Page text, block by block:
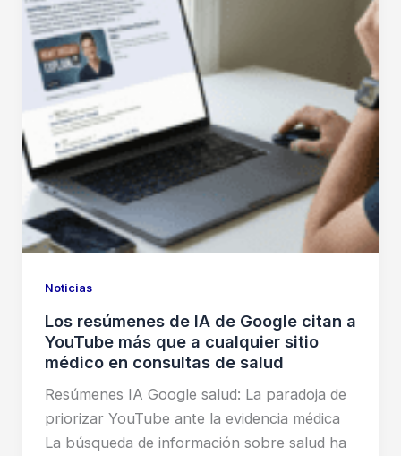
Noticias
Los resúmenes de IA de Google citan a
YouTube más que a cualquier sitio
médico en consultas de salud
Resúmenes IA Google salud: La paradoja de
priorizar YouTube ante la evidencia médica
La búsqueda de información sobre salud ha